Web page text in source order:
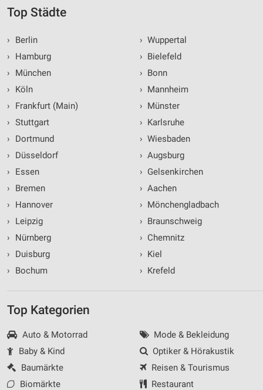
Top Städte
›
Berlin
›
Hamburg
›
München
›
Köln
›
Frankfurt (Main)
› Stuttgart
›
Dortmund
›
Düsseldorf
›
Essen
›
Bremen
›
Hannover
›
Leipzig
›
Nürnberg
›
Duisburg
›
Bochum
› Wuppertal
› Bielefeld
› Bonn
› Mannheim
› Münster
› Karlsruhe
› Wiesbaden
› Augsburg
› Gelsenkirchen
› Aachen
› Mönchengladbach
› Braunschweig
› Chemnitz
› Kiel
› Krefeld
Top Kategorien
Auto & Motorrad
Baby & Kind
Baumärkte
Biomärkte
Mode & Bekleidung
Optiker & Hörakustik
Reisen & Tourismus
Restaurant